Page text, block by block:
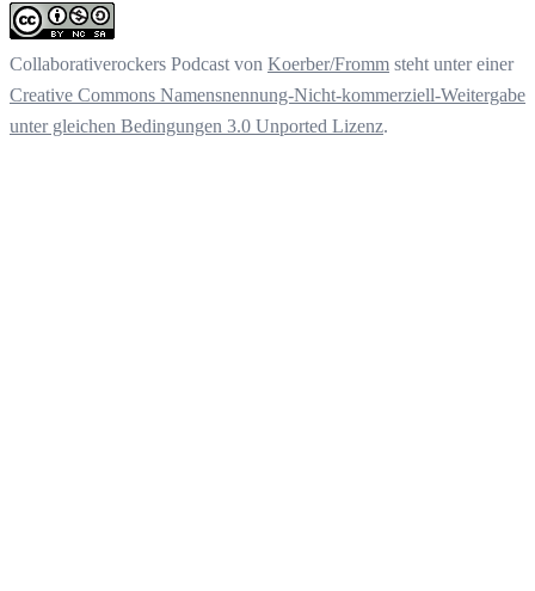
Collaborativerockers Podcast von Koerber/Fromm steht unter einer
Creative Commons Namensnennung-Nicht-kommerziell-Weitergabe
unter gleichen Bedingungen 3.0 Unported Lizenz.